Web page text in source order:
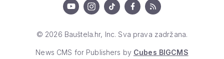
© 2026 Bauštela.hr, Inc. Sva prava zadržana.
News CMS for Publishers by Cubes BIGCMS